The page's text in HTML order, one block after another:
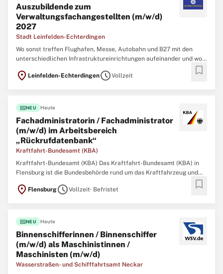
Auszubildende zum
Verwaltungsfachangestellten (m/w/d)
2027
Stadt Leinfelden-Echterdingen
Wo sonst treffen Flughafen, Messe, Autobahn und B27 mit den
unterschiedlichen Infrastruktureinrichtungen aufeinander und wo
sonst kann man in einem der wirtschaftsstärksten Orte der Region
in einem familienfreundlichen und familiären Team arbeiten? Die
location_on Leinfelden-EchterdingenscheduleVollzeit bookmark
fiber_newNEU Heute
Fachadministratorin / Fachadministrator
(m/w/d) im Arbeitsbereich
„Rückrufdatenbank“
Kraftfahrt-Bundesamt (KBA)
Kraftfahrt-Bundesamt (KBA) Das Kraftfahrt-Bundesamt (KBA) in
Flensburg ist die Bundesbehörde rund um das Kraftfahrzeug und
seine Nutzenden in Deutschland und in Europa. Es verarbeitet in
seinen Zentralen Registern Informationen über
location_on FlensburgscheduleVollzeit· Befristet bookmark
fiber_newNEU Heute
Binnenschifferinnen / Binnenschiffer
(m/w/d) als Maschinistinnen /
Maschinisten (m/w/d)
Wasserstraßen- und Schifffahrtsamt Neckar